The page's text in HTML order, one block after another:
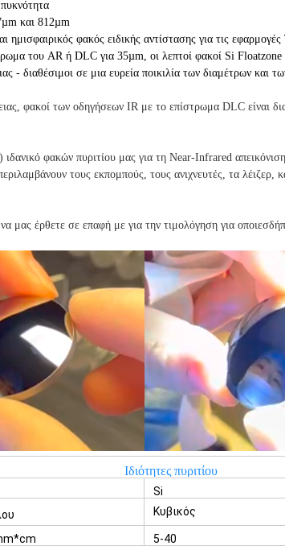
και 812µm
ημισφαιρικός φακός ειδικής αντίστασης για τις
του AR ή DLC για 35µm, οι λεπτοί φακοί Si
- διαθέσιμοι σε μια ευρεία ποικιλία των διαμέτρων και
φακοί των οδηγήσεων IR με το επίστρωμα DLC είναι
φακών πυριτίου μας για τη Near-Infrared
τους εκπομπούς, τους ανιχνευτές, τα λέιζερ,
μας έρθετε σε επαφή με για την τιμολόγηση για
Ιδιότητες πυριτίου
Si
Κυβικός
5-40